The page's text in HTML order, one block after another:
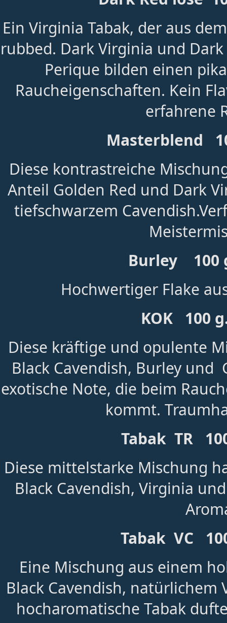
Ein Virginia Tabak, der aus
rubbed. Dark Virginia und
Perique bilden einen
Raucheigenschaften. Kein
erfahrene
Masterblend
Diese kontrastreiche
Anteil Golden Red und Dark
tiefschwarzem
Burley 100
Hochwertiger Flake
KOK 100
Diese kräftige und opulente
Black Cavendish, Burley
exotische Note, die beim
kommt.
Tabak TR
Diese mittelstarke Mischung
Black Cavendish, Virginia
Tabak VC
Eine Mischung aus einem
Black Cavendish,
hocharomatische Tabak